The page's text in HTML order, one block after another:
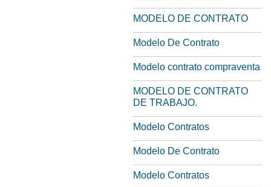
MODELO DE CONTRATO
Modelo De Contrato
Modelo contrato compraventa
MODELO DE CONTRATO
DE TRABAJO.
Modelo Contratos
Modelo De Contrato
Modelo Contratos